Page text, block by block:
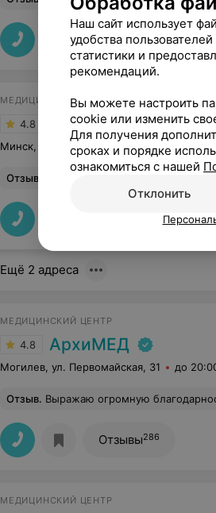
Отзывы338
МЕДИЦИНСКИЙ ЦЕНТР
4.8 Эксана
Минск, ул. Могилевская, 5/1 до 21:00
Отзыв Очень приятное обслуживание. Грамотно подходит к лечению,
Записаться онлайн
Ещё 2 адреса
МЕДИЦИНСКИЙ ЦЕНТР
4.8 АрхиМЕД
Могилев, ул. Первомайская, 31 до
Отзыв. Выражаю огромную благодарность прекрасному специалисту акушеру-гинекологу
Отзывы286
МЕДИЦИНСКИЙ ЦЕНТР
Наш сайт использует
удобства
статистики и
рекомендаций.
Вы можете настроить
cookie или изменить
Для получения
сроках и порядке
ознакомиться с нашей
Отклонить